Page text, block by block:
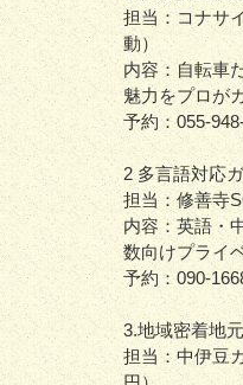
担当：コナサ
動）
内容：自転車
魅力をプロが
予約：055-
2 多言語対応
担当：修善寺
内容：英語・
数向けプライ
予約：090-
3.地域密着地
担当：中伊豆